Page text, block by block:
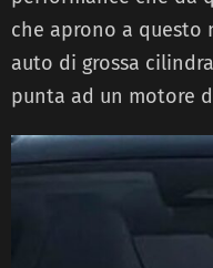
che aprono a
auto di grossa
punta ad un motore